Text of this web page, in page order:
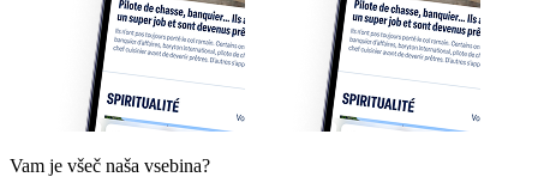
Vam je všeč naša vsebina?